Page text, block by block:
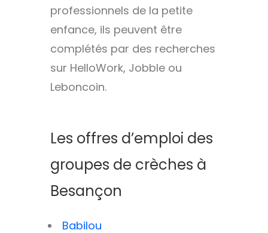
professionnels de la petite
enfance, ils peuvent être
complétés par des recherches
sur HelloWork, Jobble ou
Leboncoin.
Les offres d’emploi des
groupes de crèches à
Besançon
Babilou